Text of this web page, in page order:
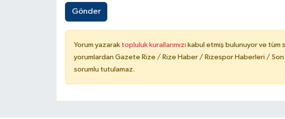
Gönder
Yorum yazarak topluluk kurallarımızı kabul etmiş bulunuyor ve tüm
yorumlardan Gazete Rize / Rize Haber / Rizespor Haberleri /
sorumlu tutulamaz.